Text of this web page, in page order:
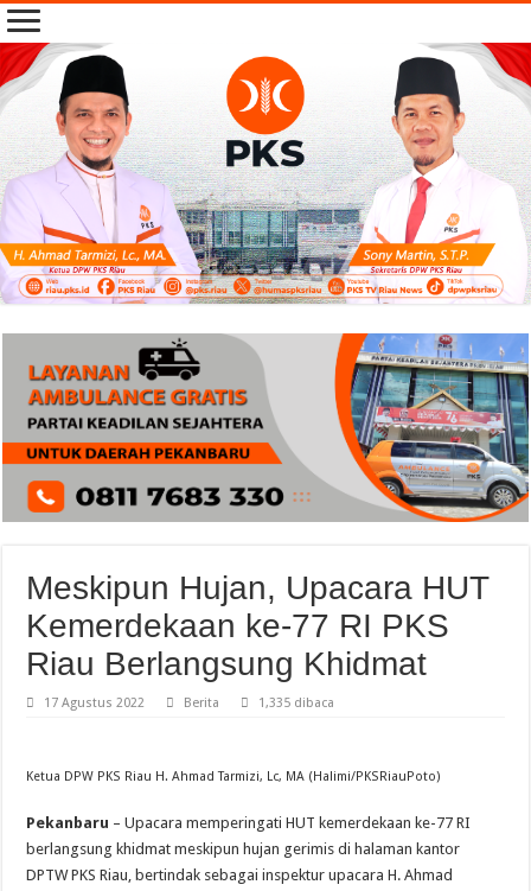
Meskipun Hujan, Upacara HUT
Kemerdekaan ke-77 RI PKS
Riau Berlangsung Khidmat
17 Agustus 2022 Berita 1,335 dibaca
Ketua DPW PKS Riau H. Ahmad Tarmizi, Lc, MA (Halimi/PKSRiauPoto)
Pekanbaru – Upacara memperingati HUT kemerdekaan ke-77 RI
berlangsung khidmat meskipun hujan gerimis di halaman kantor
DPTW PKS Riau, bertindak sebagai inspektur upacara H. Ahmad